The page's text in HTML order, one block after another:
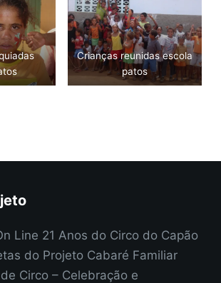
Crianças reunidas escola
patos
Line 21 Anos do Circo do Capão
do Projeto Cabaré Familiar
Circo – Celebração e